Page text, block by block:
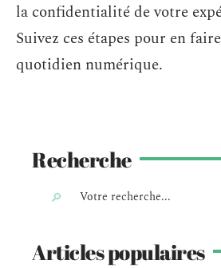
la confidentialité de votre
Suivez ces étapes pour en
quotidien numérique.
Recherche
Articles populaires